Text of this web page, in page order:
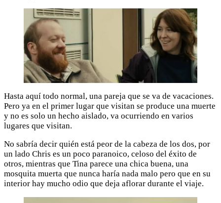
Hasta aquí todo normal, una pareja que se va de vacaciones.
Pero ya en el primer lugar que visitan se produce una muerte
y no es solo un hecho aislado, va ocurriendo en varios
lugares que visitan.
No sabría decir quién está peor de la cabeza de los dos, por
un lado Chris es un poco paranoico, celoso del éxito de
otros, mientras que Tina parece una chica buena, una
mosquita muerta que nunca haría nada malo pero que en su
interior hay mucho odio que deja aflorar durante el viaje.